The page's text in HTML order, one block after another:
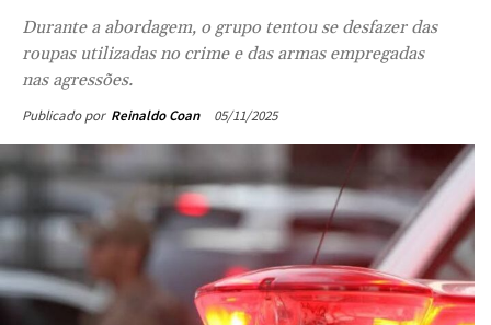
Durante a abordagem, o grupo tentou se desfazer das
roupas utilizadas no crime e das armas empregadas
nas agressões.
Publicado por Reinaldo Coan 05/11/2025